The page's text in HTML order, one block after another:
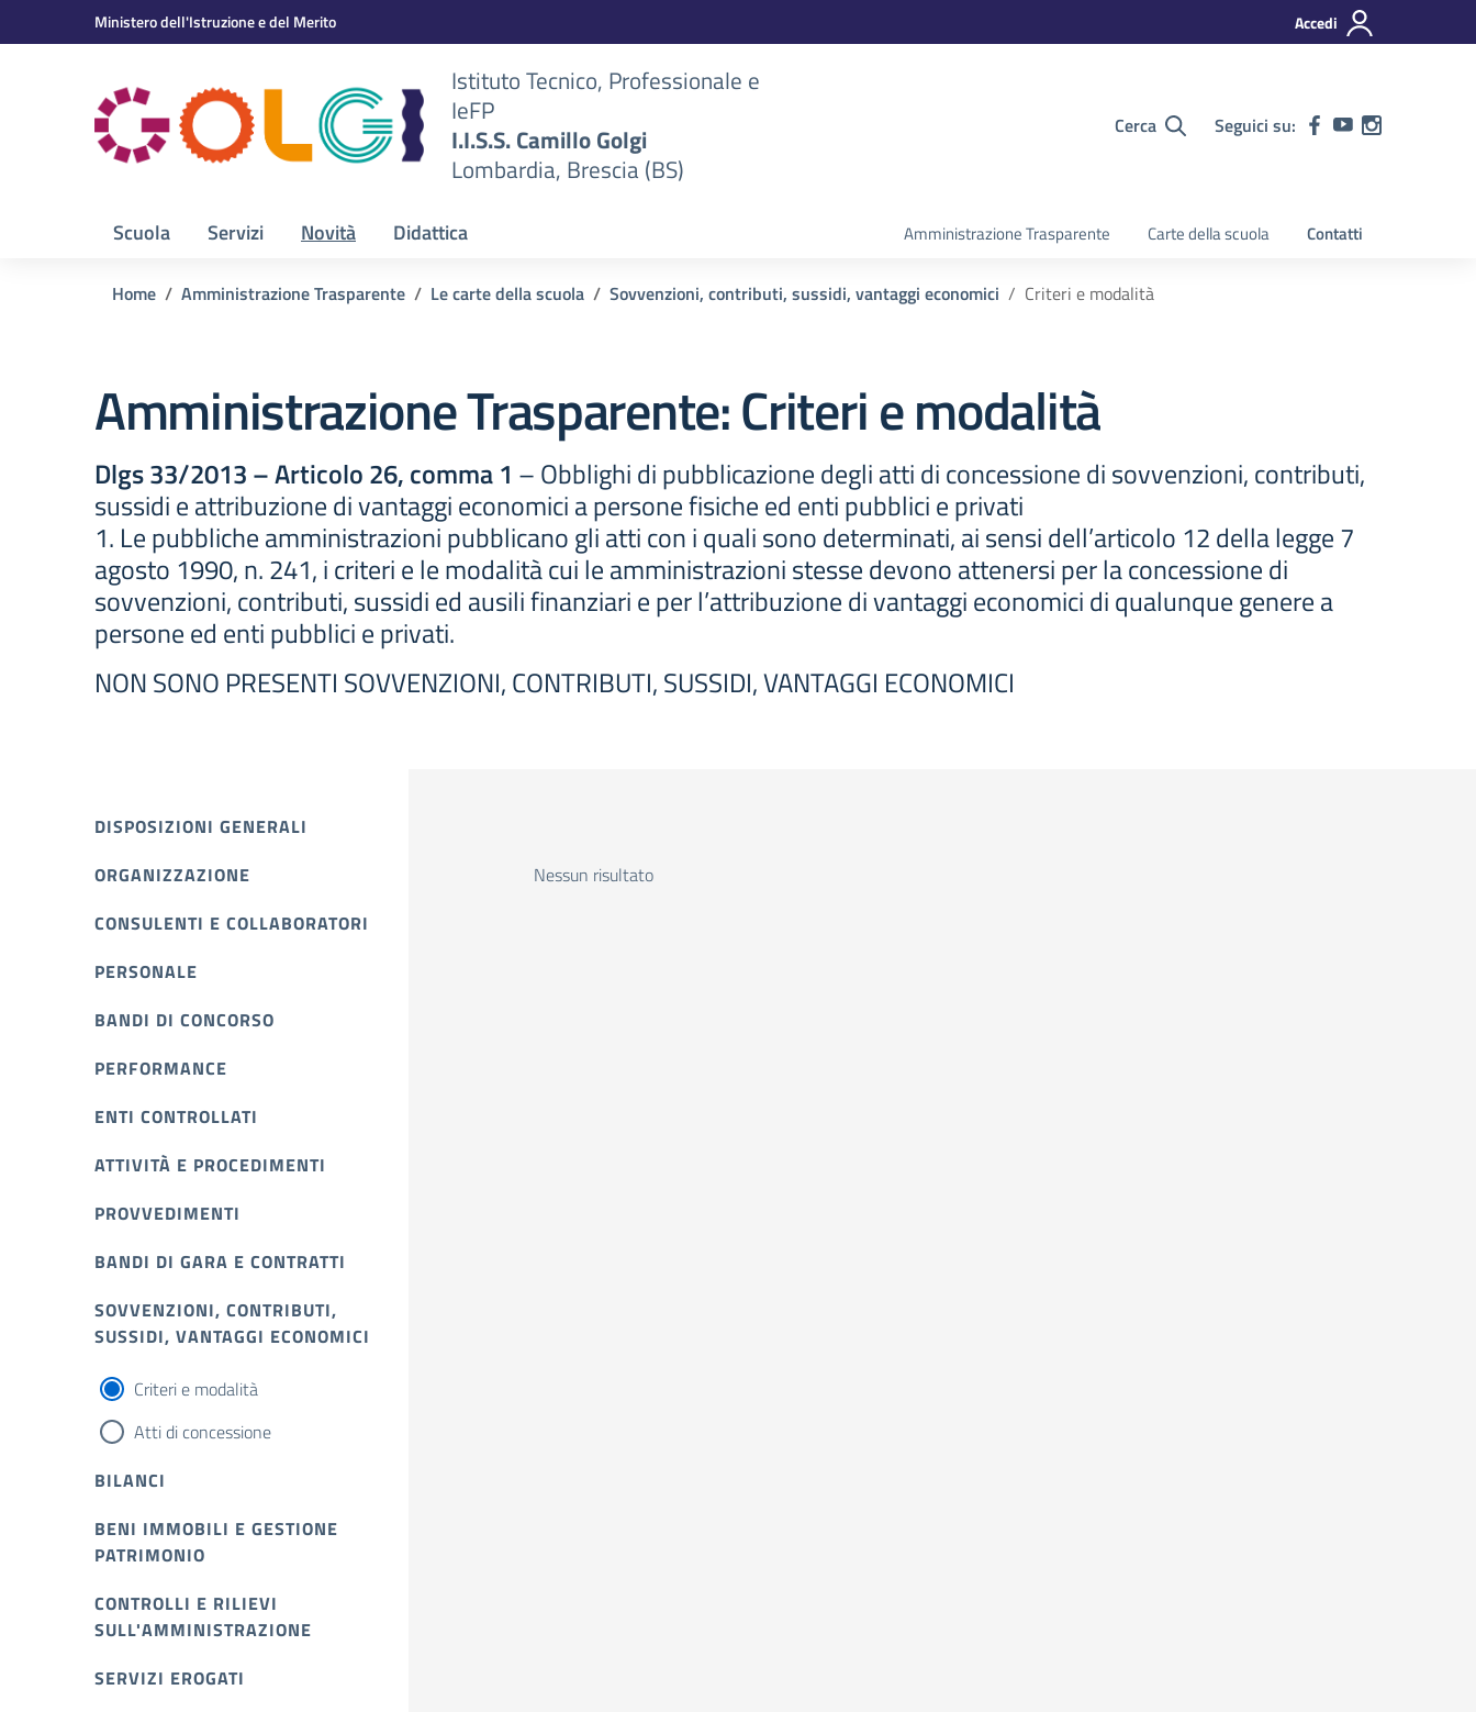
Vai ai contenuti
Vai al menu di navigazioneMinistero dell'Istruzione e del Merito Accedi
Istituto Tecnico, Professionale e
IeFP
I.I.S.S. Camillo Golgi
Lombardia, Brescia (BS)
Cerca Seguici su:
Scuola Servizi Novità Didattica Amministrazione Trasparente Carte della scuola Contatti
Home Amministrazione Trasparente Le carte della scuola Sovvenzioni, contributi, sussidi, vantaggi economici Criteri e modalità
Amministrazione Trasparente:Criteri e modalità
Dlgs 33/2013 – Articolo 26, comma 1 – Obblighi di pubblicazione degli atti di concessione di sovvenzioni, contributi,
sussidi e attribuzione di vantaggi economici a persone fisiche ed enti pubblici e privati
1. Le pubbliche amministrazioni pubblicano gli atti con i quali sono determinati, ai sensi dell’articolo 12 della legge 7
agosto 1990, n. 241, i criteri e le modalità cui le amministrazioni stesse devono attenersi per la concessione di
sovvenzioni, contributi, sussidi ed ausili finanziari e per l’attribuzione di vantaggi economici di qualunque genere a
persone ed enti pubblici e privati.
NON SONO PRESENTI SOVVENZIONI, CONTRIBUTI, SUSSIDI, VANTAGGI ECONOMICI
DISPOSIZIONI GENERALI
ORGANIZZAZIONE
CONSULENTI E COLLABORATORI
PERSONALE
BANDI DI CONCORSO
PERFORMANCE
ENTI CONTROLLATI
ATTIVITÀ E PROCEDIMENTI
PROVVEDIMENTI
BANDI DI GARA E CONTRATTI
SOVVENZIONI, CONTRIBUTI,
SUSSIDI, VANTAGGI ECONOMICI
Criteri e modalità
Atti di concessione
BILANCI
BENI IMMOBILI E GESTIONE
PATRIMONIO
CONTROLLI E RILIEVI
SULL'AMMINISTRAZIONE
SERVIZI EROGATI
Nessun risultato